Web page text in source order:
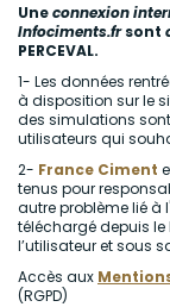
Uneconnexion
Infociments.frsont
PERCEVAL.
1- Les données
à disposition sur le
des simulations
utilisateurs qui
2- France Ciment
tenus pour
autre problème lié à
téléchargé depuis le
l’utilisateur et sous
Accès aux
(RGPD)